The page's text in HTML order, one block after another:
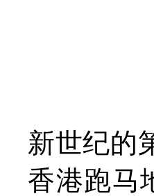
新世纪的
香港跑马